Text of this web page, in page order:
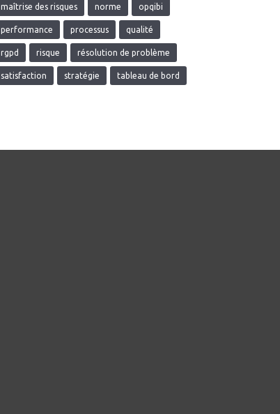
maîtrise des risques norme opqibi
performance processus qualité
rgpd risque résolution de problème
satisfaction stratégie tableau de bord